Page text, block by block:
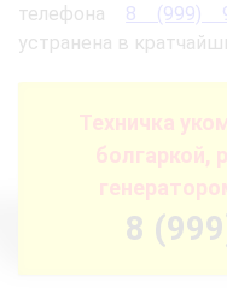
телефона 8 (999)
устранена в
Техничка
болгаркой,
8